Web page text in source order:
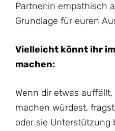
Partner:in empathisch
Grundlage für euren
Vielleicht könnt ihr
machen:
Wenn dir etwas
machen würdest,
oder sie Unterstützung